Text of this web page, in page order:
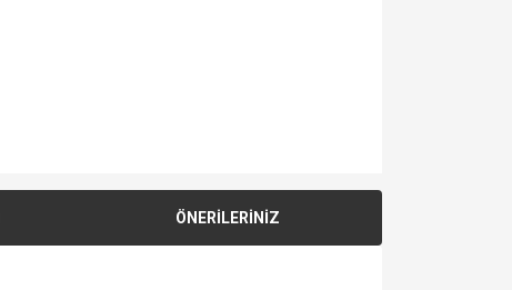
ÖNERİLERİNİZ